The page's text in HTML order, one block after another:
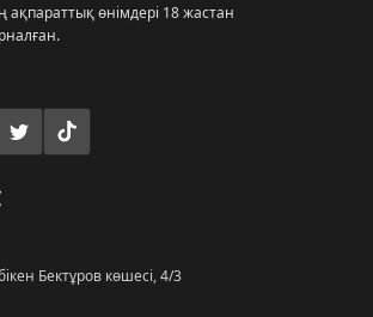
ақпараттық өнімдері 18 жастан
Бектұров көшесі, 4/3